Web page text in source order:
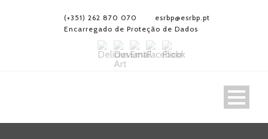
(+351) 262 870 070
esrbp@esrbp.pt
Encarregado de Proteção de Dados